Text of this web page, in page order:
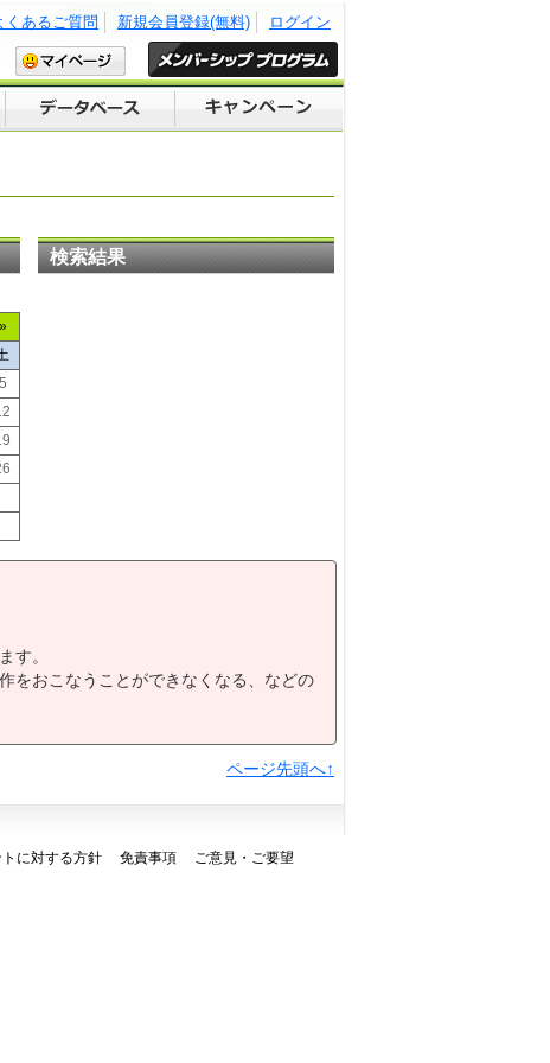
ログイン
新規会員登録(無料)
くあるご質問
»
5
検索結果
す。
をおこなうことができなくなる、などの
ページ先頭へ↑
に対する方針 免責事項
ご意見・ご要望